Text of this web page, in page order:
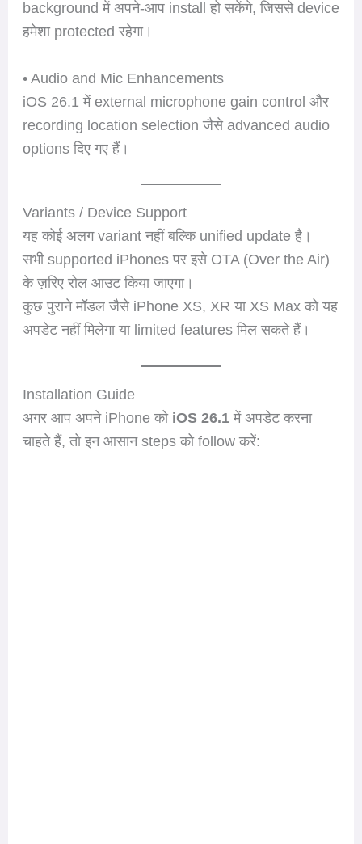
background में अपने-आप install हो सकेंगे, जिससे device
हमेशा protected रहेगा।
• Audio and Mic Enhancements
iOS 26.1 में external microphone gain control और
recording location selection जैसे advanced audio
options दिए गए हैं।
Variants / Device Support
यह कोई अलग variant नहीं बल्कि unified update है।
सभी supported iPhones पर इसे OTA (Over the Air)
के ज़रिए रोल आउट किया जाएगा।
कुछ पुराने मॉडल जैसे iPhone XS, XR या XS Max को यह
अपडेट नहीं मिलेगा या limited features मिल सकते हैं।
Installation Guide
अगर आप अपने iPhone को iOS 26.1में अपडेट करना
चाहते हैं, तो इन आसान steps को follow करें: